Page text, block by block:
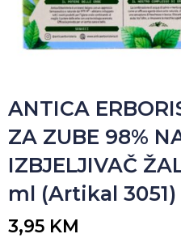
ANTICA
ZA ZUBE 98%
IZBJELJIVAČ
ml (Artikal 3051)
3,95 KM